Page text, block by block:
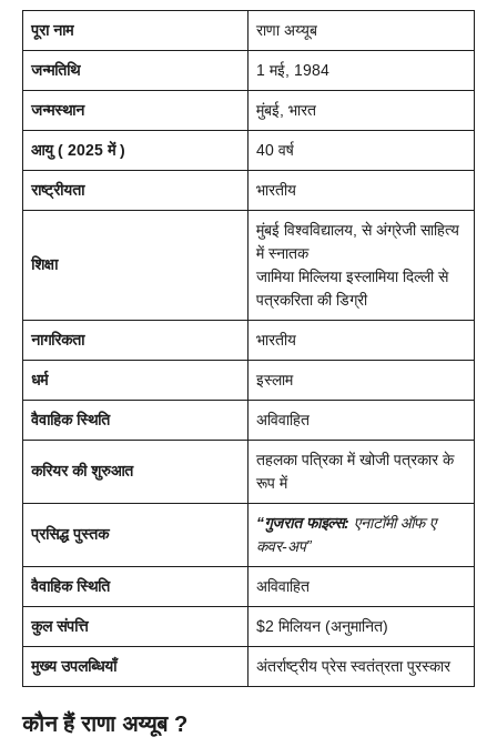
पूरा नाम राणा अय्यूब
जन्मतिथि 1 मई, 1984
जन्मस्थान मुंबई, भारत
आयु ( 2025 में ) 40 वर्ष
राष्ट्रीयता भारतीय
शिक्षा
मुंबई विश्वविद्यालय, से अंग्रेजी साहित्य
में स्नातक
जामिया मिल्लिया इस्लामिया दिल्ली से
पत्रकरिता की डिग्री
नागरिकता भारतीय
धर्म इस्लाम
वैवाहिक स्थिति अविवाहित
करियर की शुरुआत
तहलका पत्रिका में खोजी पत्रकार के
रूप में
प्रसिद्ध पुस्तक
“गुजरात फाइल्स: एनाटॉमी ऑफ ए
कवर-अप”
वैवाहिक स्थिति अविवाहित
कुल संपत्ति $2 मिलियन (अनुमानित)
मुख्य उपलब्धियाँ अंतर्राष्ट्रीय प्रेस स्वतंत्रता पुरस्कार
कौन हैं राणा अय्यूब ?